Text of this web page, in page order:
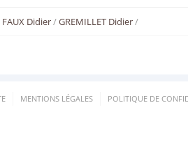
FAUX Didier/GREMILLET Didier/
MENTIONS LÉGALES POLITIQUE DE